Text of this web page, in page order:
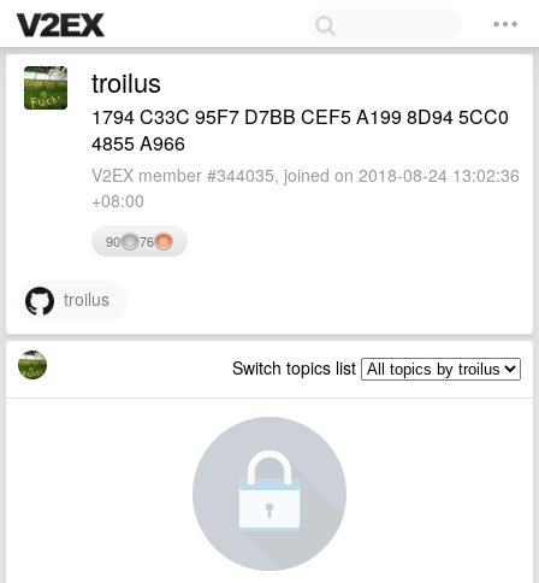
troilus
1794 C33C 95F7 D7BB CEF5 A199 8D94 5CC0
4855 A966
V2EX member #344035, joined on 2018-08-24 13:02:36
+08:00
90 76
troilus
Switch topics list